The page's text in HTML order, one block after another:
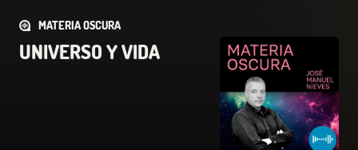
MATERIA OSCURA
UNIVERSO Y VIDA